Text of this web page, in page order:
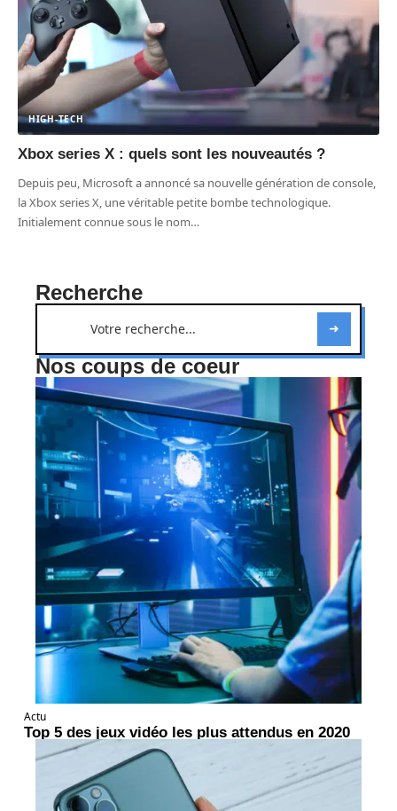
HIGH-TECH
Xbox series X : quels sont les nouveautés ?
Depuis peu, Microsoft a annoncé sa nouvelle génération de console,
la Xbox series X, une véritable petite bombe technologique.
Initialement connue sous le nom…
Recherche
Nos coups de coeur
Actu
Top 5 des jeux vidéo les plus attendus en 2020